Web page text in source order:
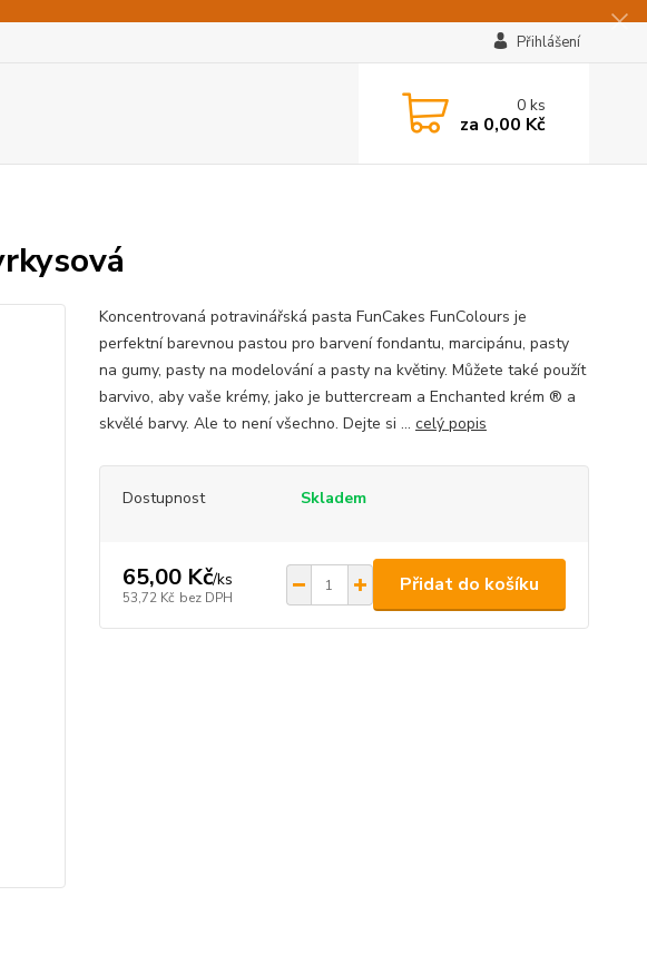
Přihlášení
0ks
za 0,00 Kč
Koncentrovaná potravinářská pasta FunCakes FunColours je
perfektní barevnou pastou pro barvení fondantu, marcipánu, pasty
na gumy, pasty na modelování a pasty na květiny. Můžete také použít
barvivo, aby vaše krémy, jako je buttercream a Enchanted krém ® a
skvělé barvy. Ale to není všechno. Dejte si ... celý popis
Dostupnost Skladem
65,00 Kč/ks
53,72 Kč bez DPH
Přidat do košíku